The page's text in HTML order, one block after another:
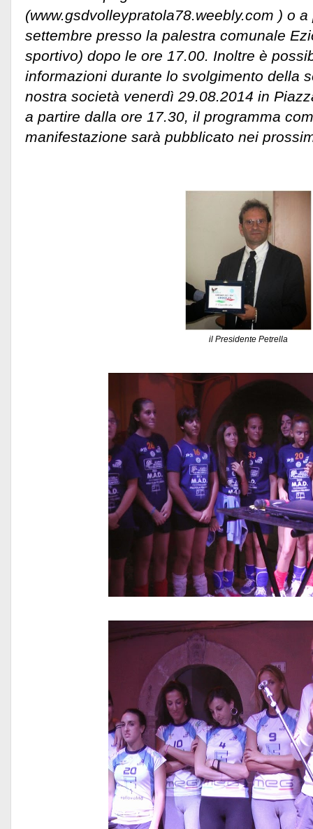
(www.gsdvolleypratola78.weebly.com ) o
settembre presso la palestra comunale
sportivo) dopo le ore 17.00. Inoltre è
informazioni durante lo svolgimento della
nostra società venerdì 29.08.2014 in
a partire dalla ore 17.30, il programma
manifestazione sarà pubblicato nei
il Presidente Petrella